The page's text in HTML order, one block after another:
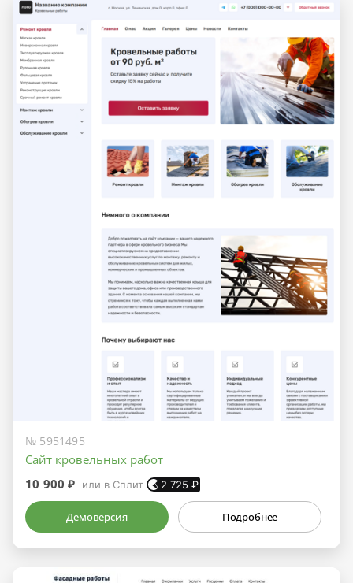
№ 5951495
Сайт кровельных работ
10 900 ₽
или в Сплит 2 725 ₽
Демоверсия Подробнее